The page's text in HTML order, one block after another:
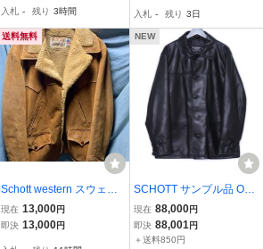
ト スエード スウェード
ブラウン 本革
入札 - 残り 3時間
ズ 中古
入札 - 残り 3日
送料無料
Schott western スウェー
ド レザージャケット なか
なか見つからない44イン
現在 13,000円
即決 13,000円
NEW
SCHOTT サンプル品 ONL
YARK別注 US NEW CAR
COAT サイズ38 ブラック
ONLYARK-0-1065 ショッ
現在 88,000円
即決 88,001円
＋送料850円